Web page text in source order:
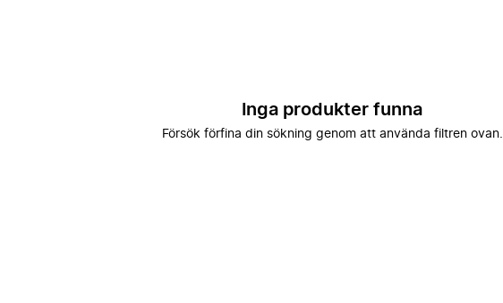
Inga produkter funna
Försök förfina din sökning genom att använda filtren ovan.